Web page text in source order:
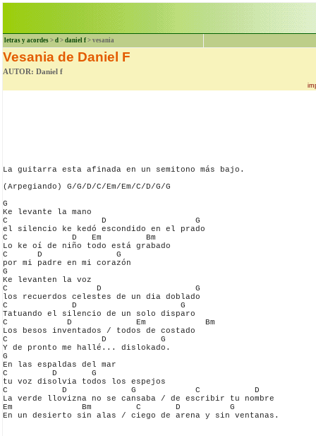
letras y acordes > d > daniel f > vesania
Vesania de Daniel F
AUTOR: Daniel f
La guitarra esta afinada en un semitono más bajo.
(Arpegiando) G/G/D/C/Em/Em/C/D/G/G
G
Ke levante la mano
C                   D                  G
el silencio ke kedó escondido en el prado
C             D   Em         Bm
Lo ke oí de niño todo está grabado
C      D               G
por mi padre en mi corazón
G
Ke levanten la voz
C                  D                   G
los recuerdos celestes de un dia doblado
C             D                     G
Tatuando el silencio de un solo disparo
C            D             Em            Bm
Los besos inventados / todos de costado
C                   D           G
Y de pronto me hallé... dislokado.
G
En las espaldas del mar
C         D       G
tu voz disolvia todos los espejos
C           D             G            C           D
La verde llovizna no se cansaba / de escribir tu nombre
Em              Bm         C       D          G
En un desierto sin alas / ciego de arena y sin ventanas.